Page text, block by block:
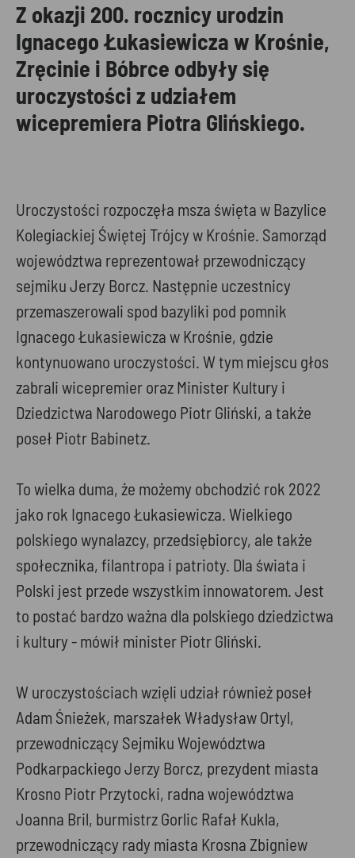
Z okazji 200. rocznicy urodzin
Ignacego Łukasiewicza w Krośnie,
Zręcinie i Bóbrce odbyły się
uroczystości z udziałem
wicepremiera Piotra Glińskiego.
Uroczystości rozpoczęła msza święta w Bazylice
Kolegiackiej Świętej Trójcy w Krośnie. Samorząd
województwa reprezentował przewodniczący
sejmiku Jerzy Borcz. Następnie uczestnicy
przemaszerowali spod bazyliki pod pomnik
Ignacego Łukasiewicza w Krośnie, gdzie
kontynuowano uroczystości. W tym miejscu głos
zabrali wicepremier oraz Minister Kultury i
Dziedzictwa Narodowego Piotr Gliński, a także
poseł Piotr Babinetz.
To wielka duma, że możemy obchodzić rok 2022
jako rok Ignacego Łukasiewicza. Wielkiego
polskiego wynalazcy, przedsiębiorcy, ale także
społecznika, filantropa i patrioty. Dla świata i
Polski jest przede wszystkim innowatorem. Jest
to postać bardzo ważna dla polskiego dziedzictwa
i kultury - mówił minister Piotr Gliński.
W uroczystościach wzięli udział również poseł
Adam Śnieżek, marszałek Władysław Ortyl,
przewodniczący Sejmiku Województwa
Podkarpackiego Jerzy Borcz, prezydent miasta
Krosno Piotr Przytocki, radna województwa
Joanna Bril, burmistrz Gorlic Rafał Kukla,
przewodniczący rady miasta Krosna Zbigniew